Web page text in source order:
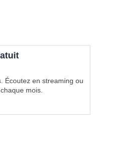
Écoutez en streaming ou
mois.